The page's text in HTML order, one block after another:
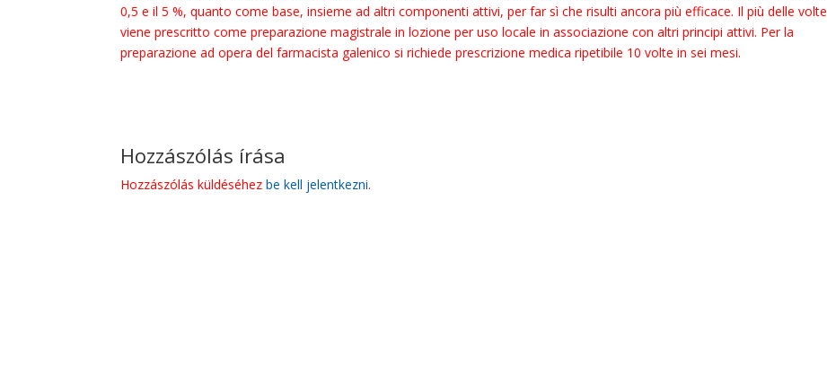
0,5 e il 5 %, quanto come base, insieme ad altri componenti attivi, per far sì che risulti ancora più efficace. Il più delle volte
viene prescritto come preparazione magistrale in lozione per uso locale in associazione con altri principi attivi. Per la
preparazione ad opera del farmacista galenico si richiede prescrizione medica ripetibile 10 volte in sei mesi.
Hozzászólás írása
Hozzászólás küldéséhezbe kell jelentkezni.